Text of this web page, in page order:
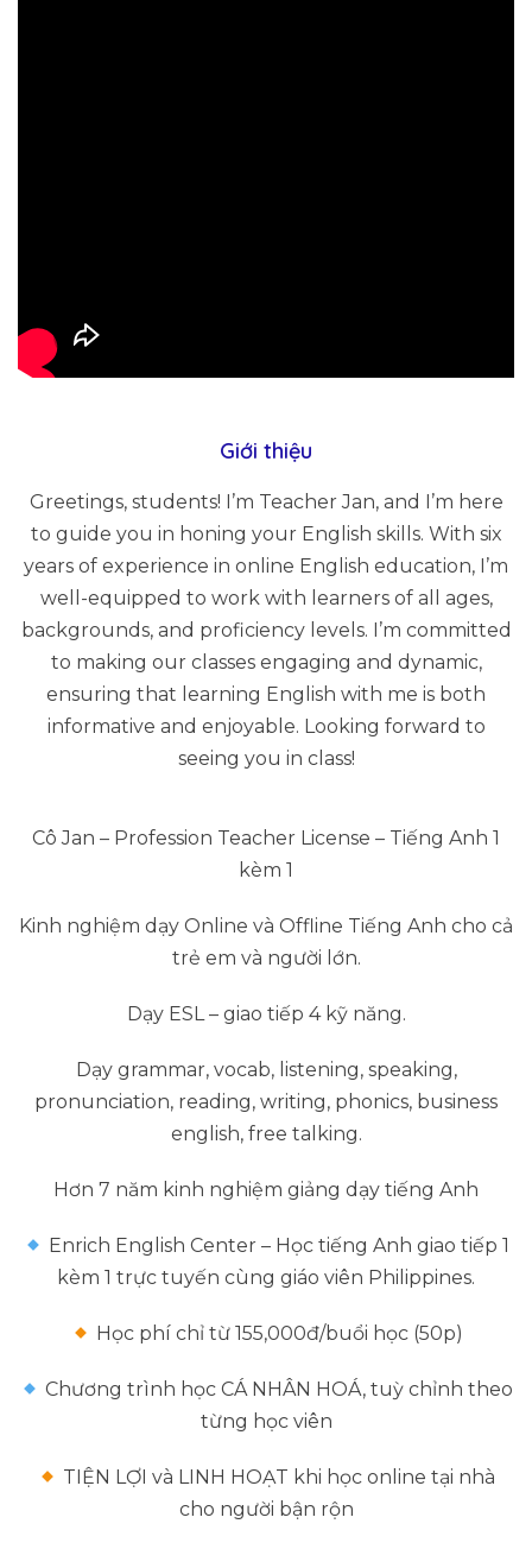
Giới thiệu
Greetings, students! I’m Teacher Jan, and I’m here
to guide you in honing your English skills. With six
years of experience in online English education, I’m
well-equipped to work with learners of all ages,
backgrounds, and proficiency levels. I’m committed
to making our classes engaging and dynamic,
ensuring that learning English with me is both
informative and enjoyable. Looking forward to
seeing you in class!
Cô Jan – Profession Teacher License – Tiếng Anh 1
kèm 1
Kinh nghiệm dạy Online và Offline Tiếng Anh cho cả
trẻ em và người lớn.
Dạy ESL – giao tiếp 4 kỹ năng.
Dạy grammar, vocab, listening, speaking,
pronunciation, reading, writing, phonics, business
english, free talking.
Hơn 7 năm kinh nghiệm giảng dạy tiếng Anh
Enrich English Center – Học tiếng Anh giao tiếp 1
kèm 1 trực tuyến cùng giáo viên Philippines.
Học phí chỉ từ 155,000đ/buổi học (50p)
Chương trình học CÁ NHÂN HOÁ, tuỳ chỉnh theo
từng học viên
TIỆN LỢI và LINH HOẠT khi học online tại nhà
cho người bận rộn